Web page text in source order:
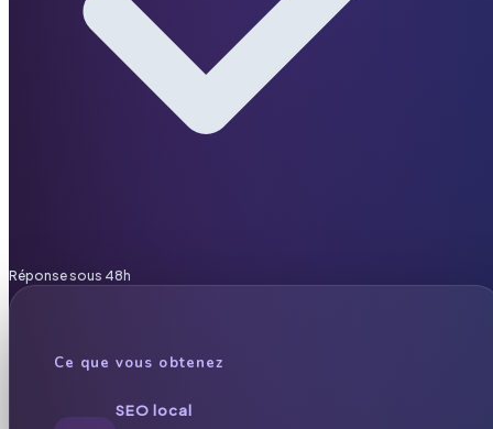
Réponse sous 48h
Ce que vous obtenez
SEO local